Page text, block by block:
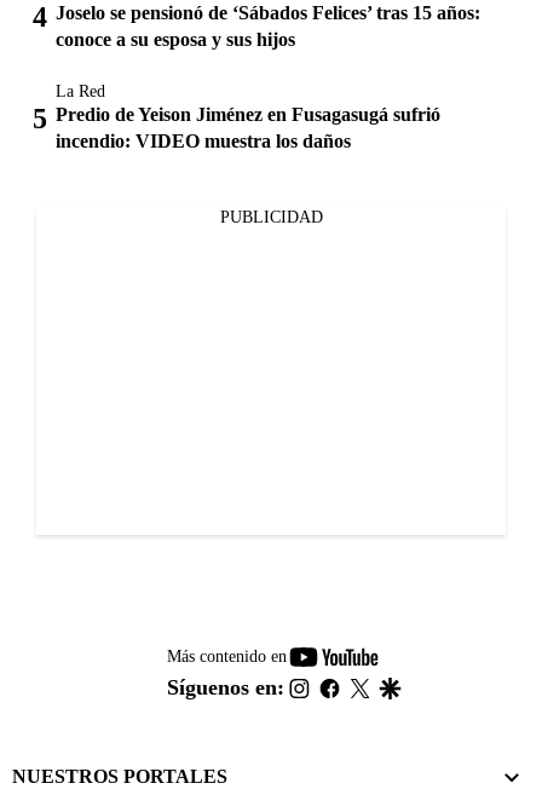
Joselo se pensionó de ‘Sábados Felices’ tras 15 años:
conoce a su esposa y sus hijos
La Red
Predio de Yeison Jiménez en Fusagasugá sufrió
incendio: VIDEO muestra los daños
PUBLICIDAD
Más contenido en
youtube-
footer
Síguenos en: instagram
facebook
twitter
NUESTROS PORTALES